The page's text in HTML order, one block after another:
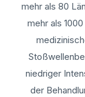
mehr als 80
mehr als
niedriger
der